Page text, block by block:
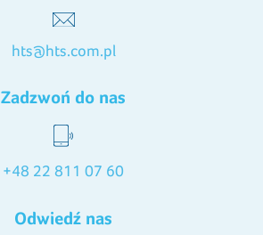
hts@hts.com.pl
Zadzwoń do nas
+48 22 811 07 60
Odwiedź nas